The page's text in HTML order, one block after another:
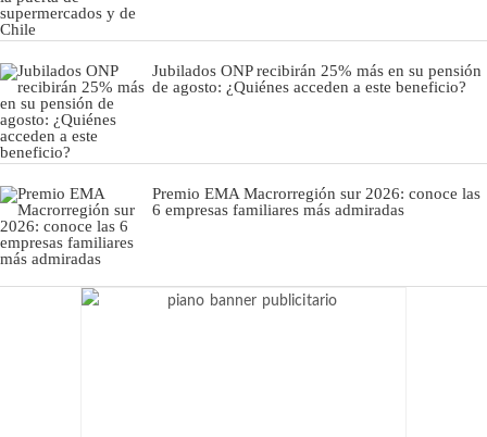
Jubilados ONP recibirán 25% más en su pensión
de agosto: ¿Quiénes acceden a este beneficio?
Premio EMA Macrorregión sur 2026: conoce las
6 empresas familiares más admiradas